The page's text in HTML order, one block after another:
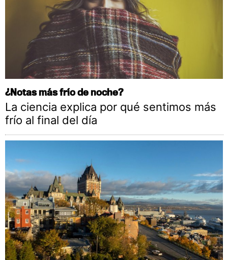
¿Notas más frío de noche?
La ciencia explica por qué sentimos más
frío al final del día